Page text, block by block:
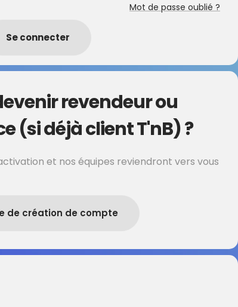
Mot de passe oublié ?
Se connecter
revendeur ou
(si déjà client T'nB) ?
et nos équipes reviendront vers vous
de création de compte